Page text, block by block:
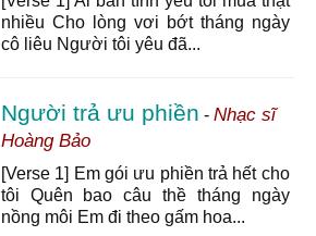
nhiều Cho lòng vơi bớt tháng ngày
cô liêu Người tôi yêu đã...
Người trả ưu phiền - Nhạc sĩ
Hoàng Bảo
[Verse 1] Em gói ưu phiền trả hết cho
tôi Quên bao câu thề tháng ngày
nồng môi Em đi theo gấm hoa...